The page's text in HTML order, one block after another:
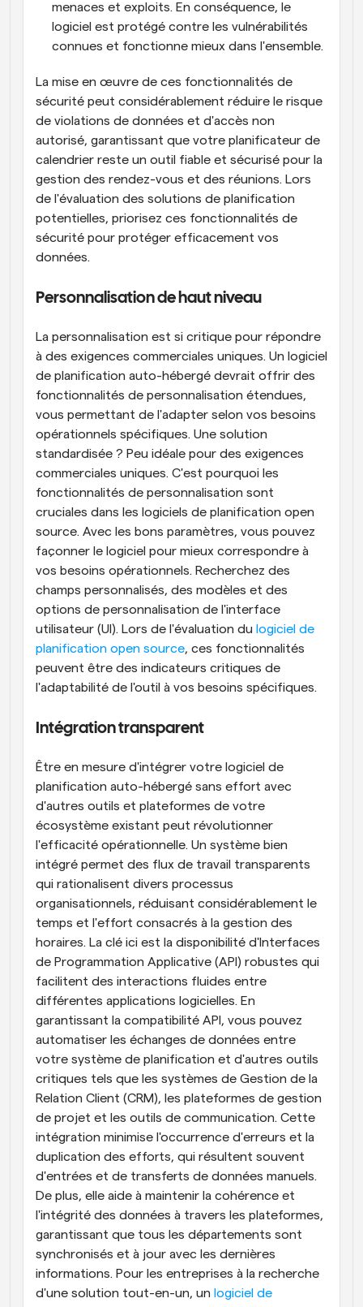
menaces et exploits. En conséquence, le
logiciel est protégé contre les vulnérabilités
connues et fonctionne mieux dans l'ensemble.
La mise en œuvre de ces fonctionnalités de
sécurité peut considérablement réduire le risque
de violations de données et d'accès non
autorisé, garantissant que votre planificateur de
calendrier reste un outil fiable et sécurisé pour la
gestion des rendez-vous et des réunions. Lors
de l'évaluation des solutions de planification
potentielles, priorisez ces fonctionnalités de
sécurité pour protéger efficacement vos
données.
Personnalisation de haut niveau
La personnalisation est si critique pour répondre
à des exigences commerciales uniques. Un logiciel
de planification auto-hébergé devrait offrir des
fonctionnalités de personnalisation étendues,
vous permettant de l'adapter selon vos besoins
opérationnels spécifiques. Une solution
standardisée ? Peu idéale pour des exigences
commerciales uniques. C'est pourquoi les
fonctionnalités de personnalisation sont
cruciales dans les logiciels de planification open
source. Avec les bons paramètres, vous pouvez
façonner le logiciel pour mieux correspondre à
vos besoins opérationnels. Recherchez des
champs personnalisés, des modèles et des
options de personnalisation de l'interface
utilisateur (UI). Lors de l'évaluation du logiciel de
planification open source, ces fonctionnalités
peuvent être des indicateurs critiques de
l'adaptabilité de l'outil à vos besoins spécifiques.
Intégration transparent
Être en mesure d'intégrer votre logiciel de
planification auto-hébergé sans effort avec
d'autres outils et plateformes de votre
écosystème existant peut révolutionner
l'efficacité opérationnelle. Un système bien
intégré permet des flux de travail transparents
qui rationalisent divers processus
organisationnels, réduisant considérablement le
temps et l'effort consacrés à la gestion des
horaires. La clé ici est la disponibilité d'Interfaces
de Programmation Applicative (API) robustes qui
facilitent des interactions fluides entre
différentes applications logicielles. En
garantissant la compatibilité API, vous pouvez
automatiser les échanges de données entre
votre système de planification et d'autres outils
critiques tels que les systèmes de Gestion de la
Relation Client (CRM), les plateformes de gestion
de projet et les outils de communication. Cette
intégration minimise l'occurrence d'erreurs et la
duplication des efforts, qui résultent souvent
d'entrées et de transferts de données manuels.
De plus, elle aide à maintenir la cohérence et
l'intégrité des données à travers les plateformes,
garantissant que tous les départements sont
synchronisés et à jour avec les dernières
informations. Pour les entreprises à la recherche
d'une solution tout-en-un, un logiciel de